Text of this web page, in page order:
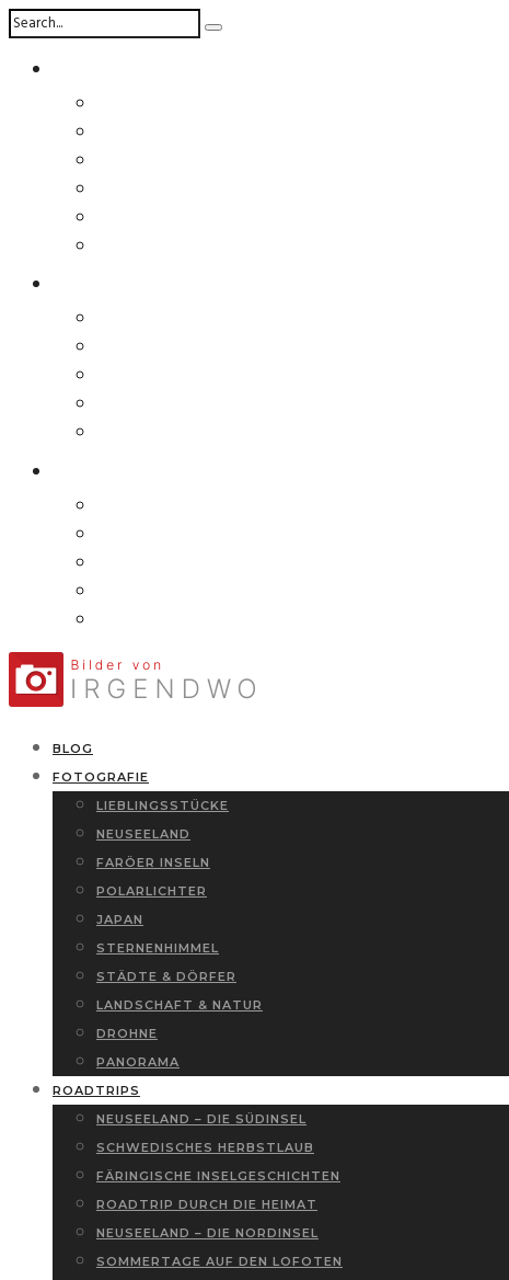
BLOG
FOTOGRAFIE
LIEBLINGSSTÜCKE
NEUSEELAND
FARÖER INSELN
POLARLICHTER
JAPAN
STERNENHIMMEL
STÄDTE & DÖRFER
LANDSCHAFT & NATUR
DROHNE
PANORAMA
ROADTRIPS
NEUSEELAND – DIE SÜDINSEL
SCHWEDISCHES HERBSTLAUB
FÄRINGISCHE INSELGESCHICHTEN
ROADTRIP DURCH DIE HEIMAT
NEUSEELAND – DIE NORDINSEL
SOMMERTAGE AUF DEN LOFOTEN